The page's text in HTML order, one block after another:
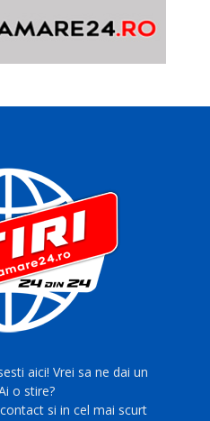
aici! Vrei sa ne dai un
o stire?
si in cel mai scurt